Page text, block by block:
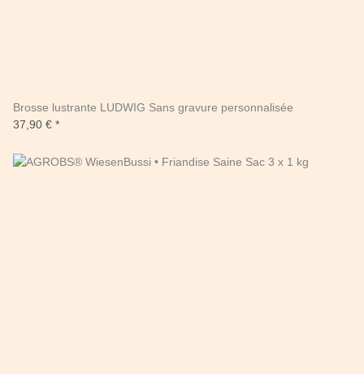
Brosse lustrante LUDWIG Sans gravure personnalisée
37,90 € *